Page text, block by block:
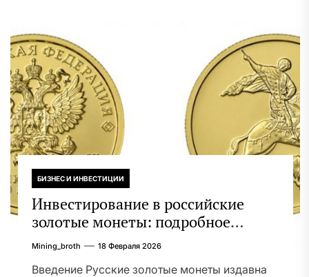
БИЗНЕС И ИНВЕСТИЦИИ
Инвестирование в российские
золотые монеты: подробное
руководство
Mining_broth 18 Февраля 2026
Введение Русские золотые монеты издавна